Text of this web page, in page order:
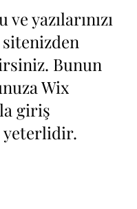
yazılarınızı
sitenizden
Bunun
Wix
giriş
yeterlidir.